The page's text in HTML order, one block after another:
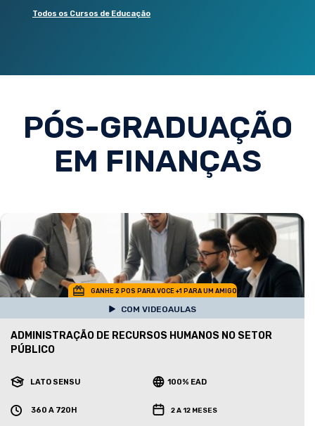
Todos os Cursos de Educação
PÓS-GRADUAÇÃO
EM FINANÇAS
GANHE 2 POS PARA VOCE +1 PARA UM AMIGO
COM VIDEOAULAS
ADMINISTRAÇÃO DE RECURSOS HUMANOS NO SETOR
PÚBLICO
LATO SENSU 100% EAD
360 A 720H 2 A 12 MESES